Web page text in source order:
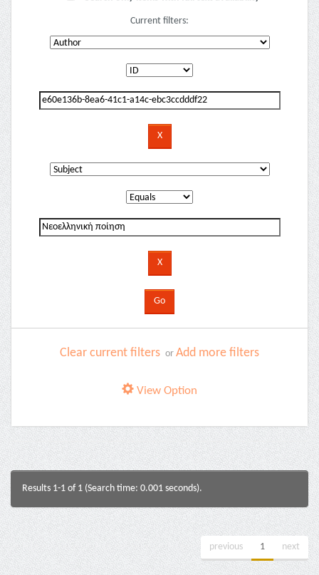
Current filters:
Clear current filters or Add more filters
View Option
Results 1-1 of 1 (Search time: 0.001 seconds).
previous 1 next